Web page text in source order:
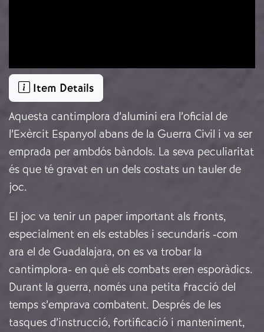
Item Details
Aquesta cantimplora d’alumini era l’oficial de
l’Exèrcit Espanyol abans de la Guerra Civil i va ser
emprada per ambdós bàndols. La seva peculiaritat
és que té gravat en un dels costats un tauler de
joc.
El joc va tenir un paper important als fronts,
especialment en els estables i secundaris -com
ara el de Guadalajara, on es va trobar la
cantimplora- en què els combats eren esporàdics.
Durant la guerra, només una petita fracció del
temps s’emprava combatent. Després de les
tasques d’instrucció, fortificació i manteniment,